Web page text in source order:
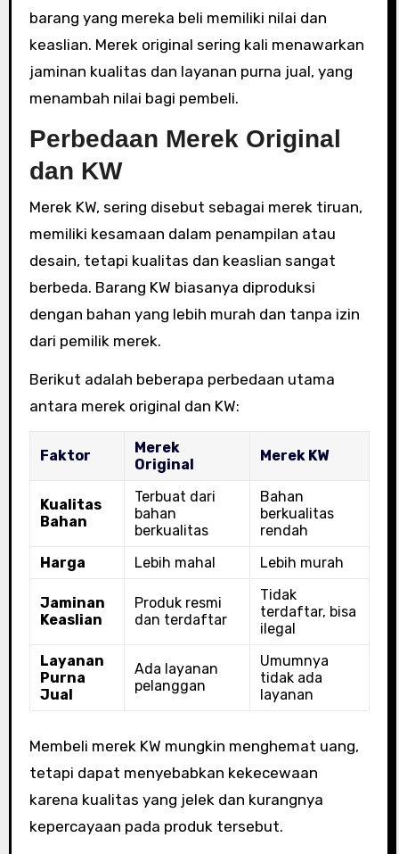
barang yang mereka beli memiliki nilai dan
keaslian. Merek original sering kali menawarkan
jaminan kualitas dan layanan purna jual, yang
menambah nilai bagi pembeli.
Perbedaan Merek Original
dan KW
Merek KW, sering disebut sebagai merek tiruan,
memiliki kesamaan dalam penampilan atau
desain, tetapi kualitas dan keaslian sangat
berbeda. Barang KW biasanya diproduksi
dengan bahan yang lebih murah dan tanpa izin
dari pemilik merek.
Berikut adalah beberapa perbedaan utama
antara merek original dan KW:
Faktor
Merek
Original
Merek KW
Kualitas
Bahan
Terbuat dari
bahan
berkualitas
Bahan
berkualitas
rendah
Harga
Lebih mahal Lebih murah
Jaminan
Keaslian
Produk resmi
dan terdaftar
Tidak
terdaftar, bisa
ilegal
Layanan
Purna
Jual
Ada layanan
pelanggan
Umumnya
tidak ada
layanan
Membeli merek KW mungkin menghemat uang,
tetapi dapat menyebabkan kekecewaan
karena kualitas yang jelek dan kurangnya
kepercayaan pada produk tersebut.